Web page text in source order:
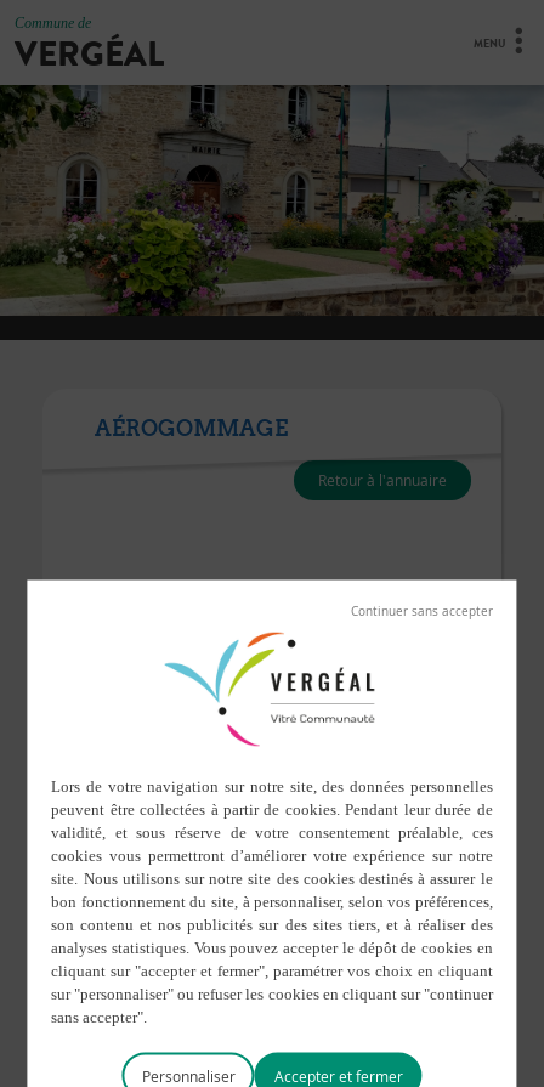
Commune de
VERGÉAL MENU
AÉROGOMMAGE
Retour à l'annuaire
Décapage tous matériaux par aérogommage. Bois,
métaux, pierre retrouvent leur aspect d'origine
Authentique Décap - FAURE Mickaël
La Loge 35680 Vergéal
Contacts :
06.75.85.48.77
contact@authentiquedecap.fr
https://www.authentiquedecap.fr
Personnaliser